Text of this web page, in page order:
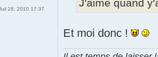
J'aime quand
Et moi donc !
28, 2010 17:37